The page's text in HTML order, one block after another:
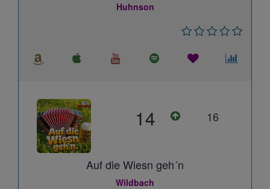
Huhnson
14 16
Auf die Wiesn geh´n
Wildbach